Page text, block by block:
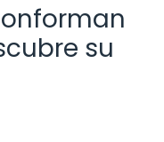
su